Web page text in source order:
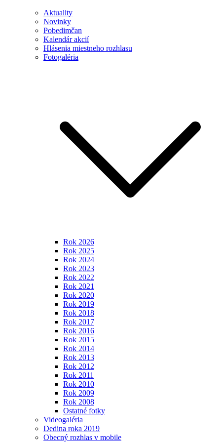
Aktuality
Novinky
Pobedimčan
Kalendár akcií
Hlásenia miestneho rozhlasu
Fotogaléria
Rok 2026
Rok 2025
Rok 2024
Rok 2023
Rok 2022
Rok 2021
Rok 2020
Rok 2019
Rok 2018
Rok 2017
Rok 2016
Rok 2015
Rok 2014
Rok 2013
Rok 2012
Rok 2011
Rok 2010
Rok 2009
Rok 2008
Ostatné fotky
Videogaléria
Dedina roka 2019
Obecný rozhlas v mobile